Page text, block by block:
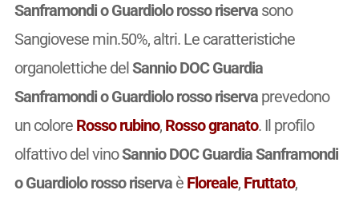
Sanframondi o Guardiolo rosso riservasono
Sangiovese min.50%, altri. Le caratteristiche
organolettiche delSannio DOC Guardia
Sanframondi o Guardiolo rosso riservaprevedono
un colore Rosso rubino, Rosso granato. Il profilo
olfattivo del vinoSannio DOC Guardia Sanframondi
o Guardiolo rosso riservaè Floreale, Fruttato,